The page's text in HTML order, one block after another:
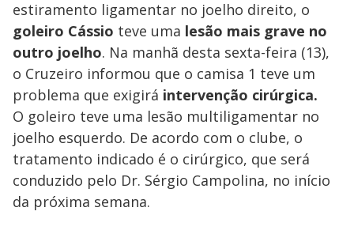
estiramento ligamentar no joelho direito, o
goleiro Cássio teve uma lesão mais grave no
outro joelho. Na manhã desta sexta-feira (13),
o Cruzeiro informou que o camisa 1 teve um
problema que exigirá intervenção cirúrgica.
O goleiro teve uma lesão multiligamentar no
joelho esquerdo. De acordo com o clube, o
tratamento indicado é o cirúrgico, que será
conduzido pelo Dr. Sérgio Campolina, no início
da próxima semana.